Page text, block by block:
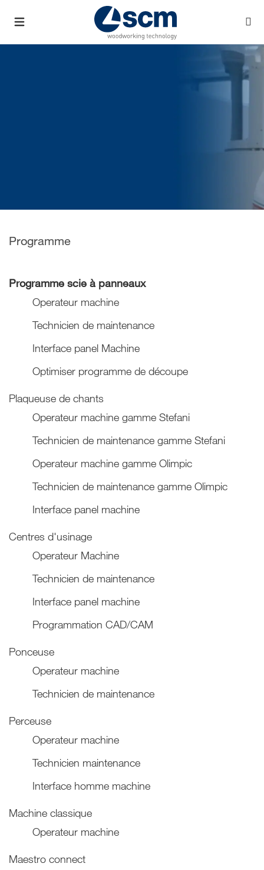
Programme
Programme scie à panneaux
Operateur machine
Technicien de maintenance
Interface panel Machine
Optimiser programme de découpe
Plaqueuse de chants
Operateur machine gamme Stefani
Technicien de maintenance gamme Stefani
Operateur machine gamme Olimpic
Technicien de maintenance gamme Olimpic
Interface panel machine
Centres d'usinage
Operateur Machine
Technicien de maintenance
Interface panel machine
Programmation CAD/CAM
Ponceuse
Operateur machine
Technicien de maintenance
Perceuse
Operateur machine
Technicien maintenance
Interface homme machine
Machine classique
Operateur machine
Maestro connect